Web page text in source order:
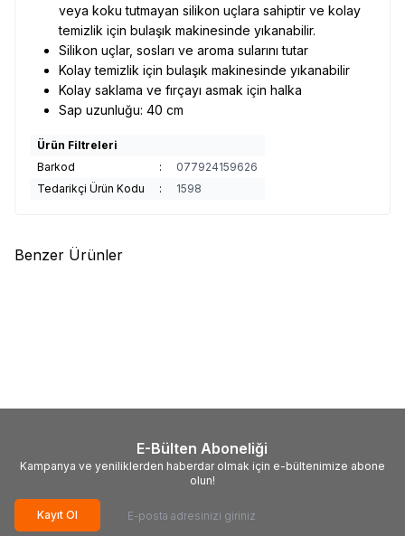
veya koku tutmayan silikon uçlara sahiptir ve kolay
temizlik için bulaşık makinesinde yıkanabilir.
Silikon uçlar, sosları ve aroma sularını tutar
Kolay temizlik için bulaşık makinesinde yıkanabilir
Kolay saklama ve fırçayı asmak için halka
Sap uzunluğu: 40 cm
Ürün Filtreleri
Barkod
:
077924159626
Tedarikçi Ürün Kodu
: 1598
Benzer Ürünler
E-Bülten Aboneliği
Kampanya ve yeniliklerden haberdar olmak için e-bültenimize abone
olun!
Kayıt Ol